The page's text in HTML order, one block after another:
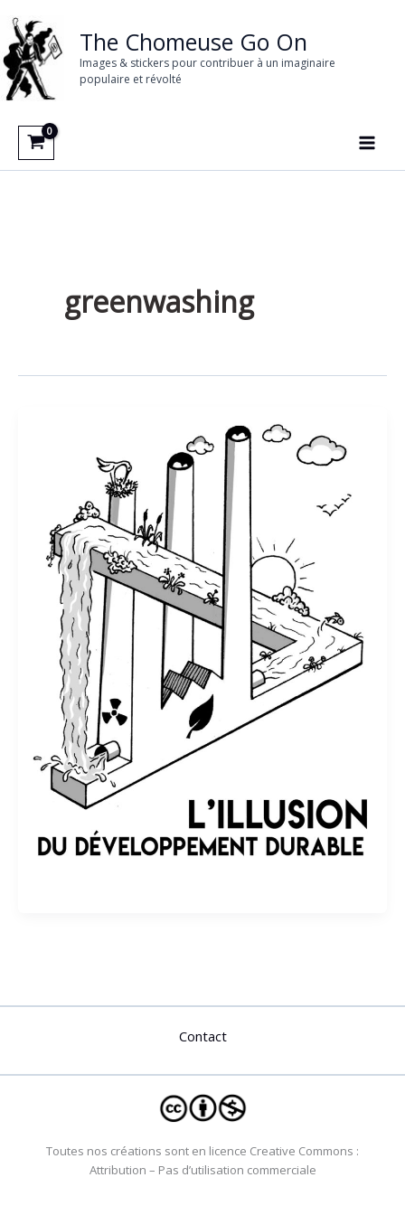
au
contenu
The Chomeuse Go On
Images & stickers pour contribuer à un imaginaire
populaire et révolté
greenwashing
Contact
Toutes nos créations sont en licence Creative Commons :
Attribution – Pas d’utilisation commerciale